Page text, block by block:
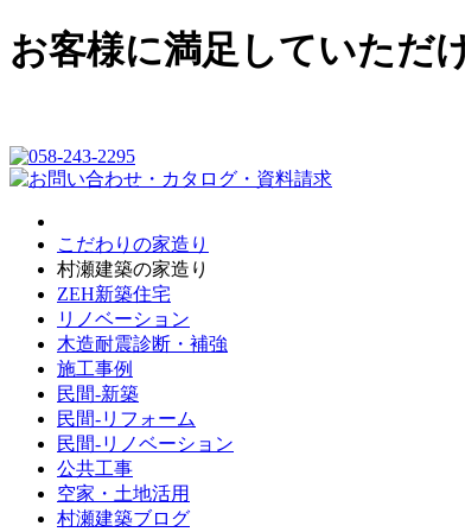
お客様に満足していただ
こだわりの家造り
村瀬建築の家造り
ZEH新築住宅
リノベーション
木造耐震診断・補強
施工事例
民間-新築
民間-リフォーム
民間-リノベーション
公共工事
空家・土地活用
村瀬建築ブログ